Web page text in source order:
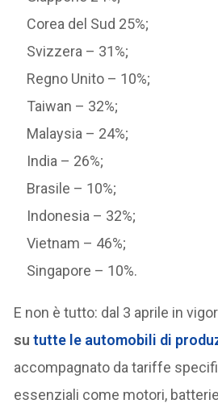
Corea del Sud 25%;
Svizzera – 31%;
Regno Unito – 10%;
Taiwan – 32%;
Malaysia – 24%;
India – 26%;
Brasile – 10%;
Indonesia – 32%;
Vietnam – 46%;
Singapore – 10%.
E non è tutto: dal 3 aprile in
sututte le automobili di
accompagnato da tariffe
essenziali come motori,